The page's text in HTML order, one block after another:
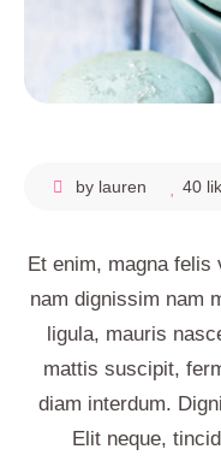
by lauren 40
Et enim, magna
nam dignissim nam
ligula, mauris
mattis suscipit,
diam interdum.
Elit neque,